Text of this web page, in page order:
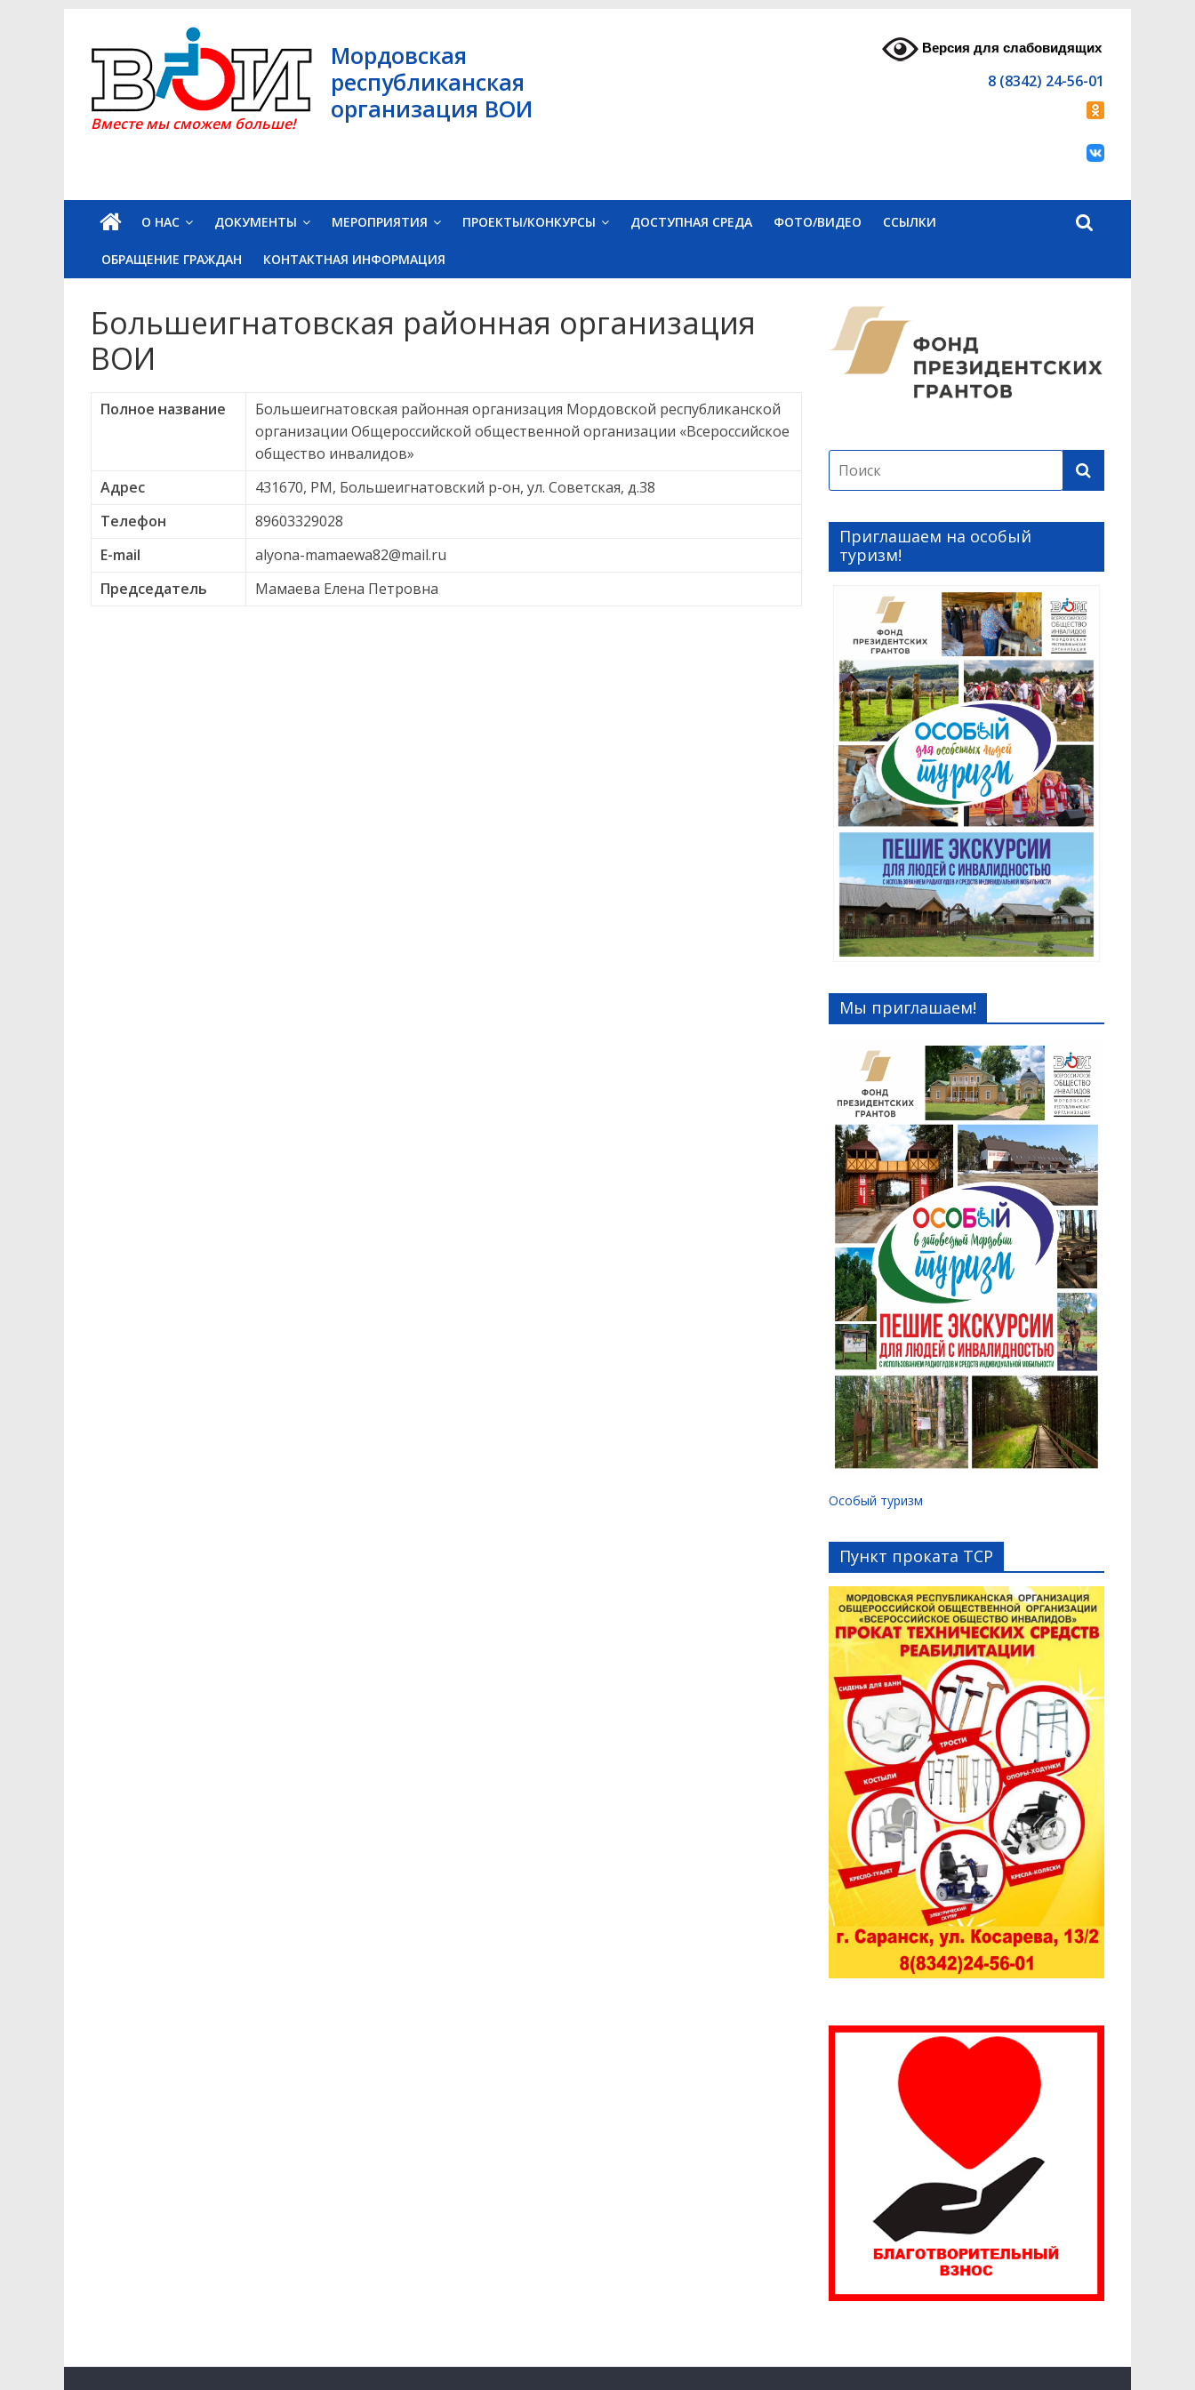
content
Вместе мы сможем больше!
Мордовская
республиканская
организация ВОИ
Версия для слабовидящих
8 (8342) 24-56-01
О НАС ДОКУМЕНТЫ МЕРОПРИЯТИЯ ПРОЕКТЫ/КОНКУРСЫ ДОСТУПНАЯ СРЕДА ФОТО/ВИДЕО ССЫЛКИ
ОБРАЩЕНИЕ ГРАЖДАН КОНТАКТНАЯ ИНФОРМАЦИЯ
Большеигнатовская районная организация
ВОИ
Полное название
Большеигнатовская районная организация Мордовской республиканской
организации Общероссийской общественной организации «Всероссийское
общество инвалидов»
Адрес
431670, РМ, Большеигнатовский р-он, ул. Советская, д.38
Телефон
89603329028
E-mail
alyona-mamaewa82@mail.ru
Председатель
Мамаева Елена Петровна
Приглашаем на особый
туризм!
Мы приглашаем!
Особый туризм
Пункт проката ТСР